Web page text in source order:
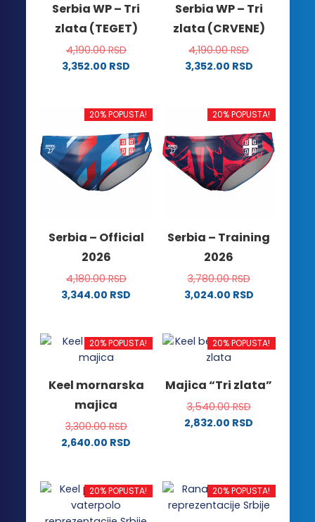
Serbia WP – Tri
zlata (TEGET)
4,190.00RSD
3,352.00 RSD
ima
varijanti.
Opcije
mogu
biti
stranici
proizvoda.
Serbia WP – Tri
zlata (CRVENE)
4,190.00RSD
3,352.00 RSD
ima
varijanti.
Opcije
mogu
biti
stranici
proizvoda.
20% POPUSTA!
Serbia – Official
2026
4,180.00RSD
3,344.00 RSD
ima
više
Opcije
mogu
biti
izabrane
proizvoda.
20% POPUSTA!
Serbia – Training
2026
3,780.00RSD
3,024.00 RSD
ima
više
Opcije
mogu
biti
proizvoda.
20% POPUSTA!
Keel mornarska
majica
3,300.00RSD
2,640.00 RSD
ima
više
20% POPUSTA!
Majica “Tri zlata”
3,540.00RSD
2,832.00 RSD
više
varijanti.
20% POPUSTA! 20% POPUSTA!